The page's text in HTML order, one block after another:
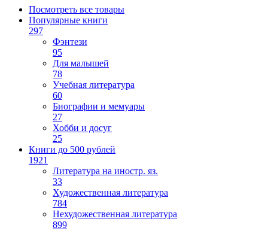
Посмотреть все товары
Популярные книги
297
Фэнтези
95
Для малышей
78
Учебная литература
60
Биографии и мемуары
27
Хобби и досуг
25
Книги до 500 рублей
1921
Литература на иностр. яз.
33
Художественная литература
784
Нехудожественная литература
899